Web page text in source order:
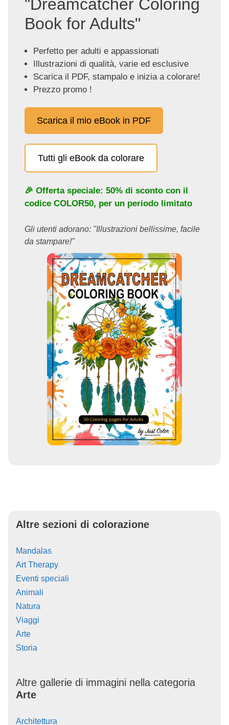
"Dreamcatcher Coloring
Book for Adults"
Perfetto per adulti e appassionati
Illustrazioni di qualità, varie ed esclusive
Scarica il PDF, stampalo e inizia a colorare!
Prezzo promo !
Scarica il mio eBook in PDF
Tutti gli eBook da colorare
🎉 Offerta speciale: 50% di sconto con il
codice COLOR50, per un periodo limitato
Gli utenti adorano: "Illustrazioni bellissime, facile
da stampare!"
Altre sezioni di colorazione
Mandalas
Art Therapy
Eventi speciali
Animali
Natura
Viaggi
Arte
Storia
Altre gallerie di immagini nella categoria
Arte
Architettura